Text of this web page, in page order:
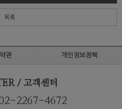
목록
관 개인정보정책
/ 고객센터
2267-4672